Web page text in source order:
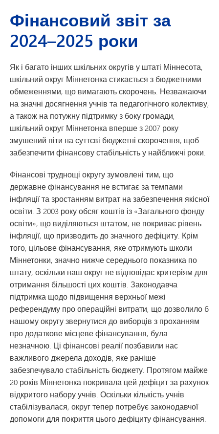
Фінансовий звіт за
2024–2025 роки
Як і багато інших шкільних округів у штаті Міннесота,
шкільний округ Міннетонка стикається з бюджетними
обмеженнями, що вимагають скорочень. Незважаючи
на значні досягнення учнів та педагогічного колективу,
а також на потужну підтримку з боку громади,
шкільний округ Міннетонка вперше з 2007 року
змушений піти на суттєві бюджетні скорочення, щоб
забезпечити фінансову стабільність у найближчі роки.
Фінансові труднощі округу зумовлені тим, що
державне фінансування не встигає за темпами
інфляції та зростанням витрат на забезпечення якісної
освіти. З 2003 року обсяг коштів із «Загального фонду
освіти», що виділяються штатом, не покриває рівень
інфляції, що призводить до значного дефіциту. Крім
того, цільове фінансування, яке отримують школи
Міннетонки, значно нижче середнього показника по
штату, оскільки наш округ не відповідає критеріям для
отримання більшості цих коштів. Законодавча
підтримка щодо підвищення верхньої межі
референдуму про операційні витрати, що дозволило б
нашому округу звернутися до виборців з проханням
про додаткове місцеве фінансування, була
незначною. Ці фінансові реалії позбавили нас
важливого джерела доходів, яке раніше
забезпечувало стабільність бюджету. Протягом майже
20 років Міннетонка покривала цей дефіцит за рахунок
відкритого набору учнів. Оскільки кількість учнів
стабілізувалася, округ тепер потребує законодавчої
допомоги для покриття цього дефіциту фінансування.